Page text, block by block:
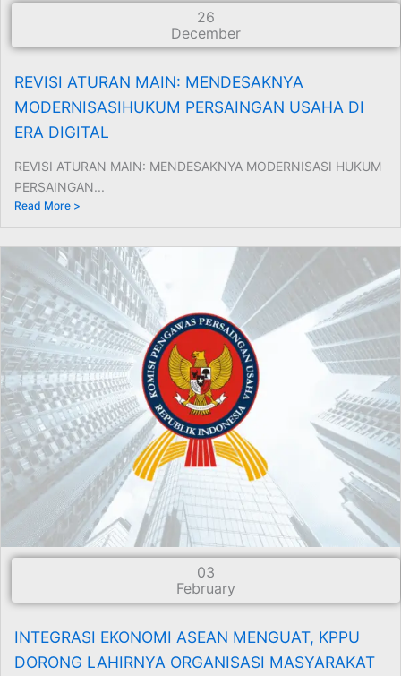
26
December
REVISI ATURAN MAIN: MENDESAKNYA
MODERNISASIHUKUM PERSAINGAN USAHA DI
ERA DIGITAL
REVISI ATURAN MAIN: MENDESAKNYA MODERNISASI HUKUM
PERSAINGAN...
Read More >
03
February
INTEGRASI EKONOMI ASEAN MENGUAT, KPPU
DORONG LAHIRNYA ORGANISASI MASYARAKAT